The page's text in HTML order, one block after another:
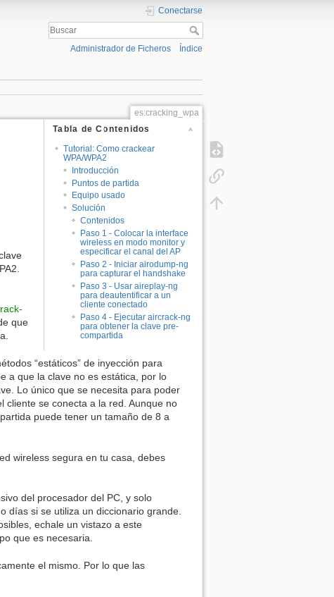
Conectarse
Administrador de Ficheros Índice
es:cracking_wpa
Tabla de Contenidos
Tutorial: Como crackear
WPA/WPA2
Introducción
Puntos de partida
Equipo usado
Solución
Contenidos
Paso 1 - Colocar la interface
wireless en modo monitor y
especificar el canal del AP
Paso 2 - Iniciar airodump-ng
para capturar el handshake
Paso 3 - Usar aireplay-ng
para deautentificar a un
cliente conectado
Paso 4 - Ejecutar aircrack-ng
para obtener la clave pre-
compartida
que
“estáticos” de inyección para
a que la clave no es estática, por lo
Lo único que se necesita para poder
cliente se conecta a la red. Aunque no
puede tener un tamaño de 8 a
wireless segura en tu casa, debes
del procesador del PC, y solo
días si se utiliza un diccionario grande.
echale un vistazo a este
que es necesaria.
el mismo. Por lo que las